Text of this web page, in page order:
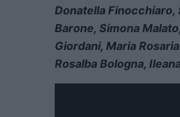
Donatella Finocchiaro,
Barone, Simona
Giordani, Maria
Rosalba Bologna,